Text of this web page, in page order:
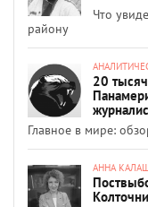
Что
району
20
Главное в мире:
АННА